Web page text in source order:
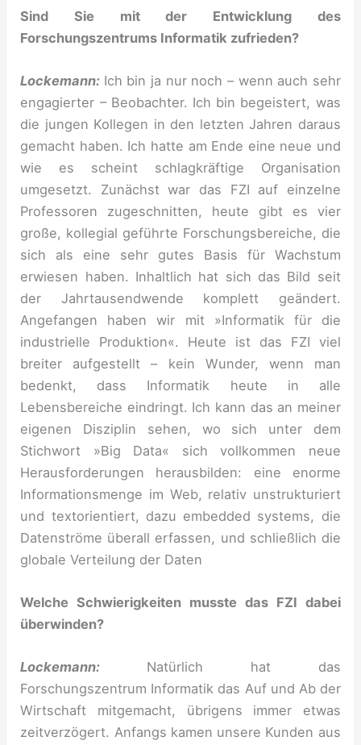
Sind Sie mit der Entwicklung des
Forschungszentrums Informatik zufrieden?
Lockemann: Ich bin ja nur noch – wenn auch sehr
engagierter – Beobachter. Ich bin begeistert, was
die jungen Kollegen in den letzten Jahren daraus
gemacht haben. Ich hatte am Ende eine neue und
wie es scheint schlagkräftige Organisation
umgesetzt. Zunächst war das FZI auf einzelne
Professoren zugeschnitten, heute gibt es vier
große, kollegial geführte Forschungsbereiche, die
sich als eine sehr gutes Basis für Wachstum
erwiesen haben. Inhaltlich hat sich das Bild seit
der Jahrtausendwende komplett geändert.
Angefangen haben wir mit »Informatik für die
industrielle Produktion«. Heute ist das FZI viel
breiter aufgestellt – kein Wunder, wenn man
bedenkt, dass Informatik heute in alle
Lebensbereiche eindringt. Ich kann das an meiner
eigenen Disziplin sehen, wo sich unter dem
Stichwort »Big Data« sich vollkommen neue
Herausforderungen herausbilden: eine enorme
Informationsmenge im Web, relativ unstrukturiert
und textorientiert, dazu embedded systems, die
Datenströme überall erfassen, und schließlich die
globale Verteilung der Daten
Welche Schwierigkeiten musste das FZI dabei
überwinden?
Lockemann: Natürlich hat das
Forschungszentrum Informatik das Auf und Ab der
Wirtschaft mitgemacht, übrigens immer etwas
zeitverzögert. Anfangs kamen unsere Kunden aus